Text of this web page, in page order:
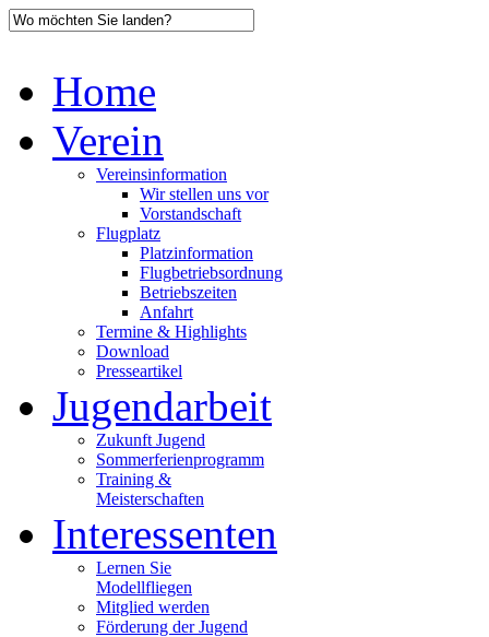
Home
Verein
Vereinsinformation
Wir stellen uns vor
Vorstandschaft
Flugplatz
Platzinformation
Flugbetriebsordnung
Betriebszeiten
Anfahrt
Termine & Highlights
Download
Presseartikel
Jugendarbeit
Zukunft Jugend
Sommerferienprogramm
Training &
Meisterschaften
Interessenten
Lernen Sie
Modellfliegen
Mitglied werden
Förderung der Jugend